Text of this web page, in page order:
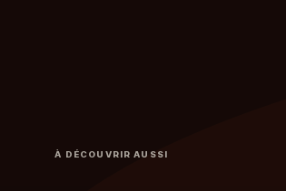
À DÉCOUVRIR AUSSI